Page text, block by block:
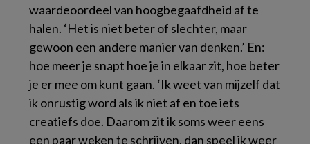
waardeoordeel van hoogbegaafdheid af te
halen. ‘Het is niet beter of slechter, maar
gewoon een andere manier van denken.’ En:
hoe meer je snapt hoe je in elkaar zit, hoe beter
je er mee om kunt gaan. ‘Ik weet van mijzelf dat
ik onrustig word als ik niet af en toe iets
creatiefs doe. Daarom zit ik soms weer eens
een paar weken te schrijven, dan speel ik weer